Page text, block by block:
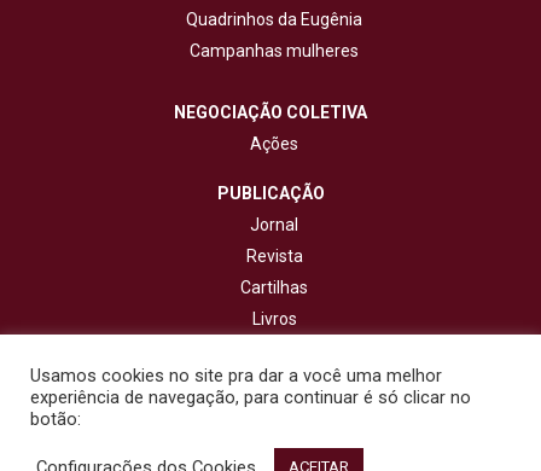
Quadrinhos da Eugênia
Campanhas mulheres
NEGOCIAÇÃO COLETIVA
Ações
PUBLICAÇÃO
Jornal
Revista
Cartilhas
Livros
CONTATO
© 2020 - Fisenge - Federação Interestadual de Sindicatos de
Usamos cookies no site pra dar a você uma melhor
experiência de navegação, para continuar é só clicar no
botão:
ACEITAR